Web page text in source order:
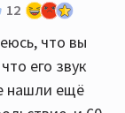
12
что вы
его звук
нашли ещё